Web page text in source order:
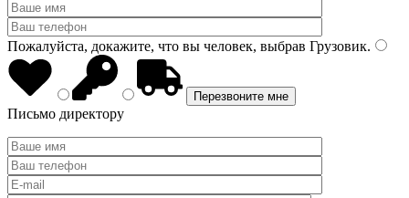
Пожалуйста, докажите, что вы человек, выбрав Грузовик.
Письмо директору